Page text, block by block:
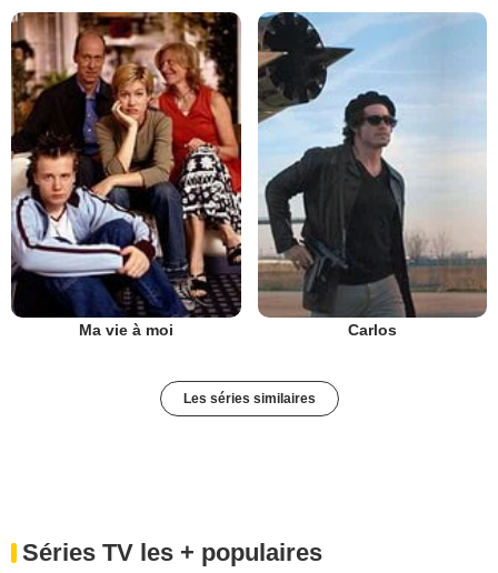
Ma vie à moi Carlos
Les séries similaires
Séries TV les + populaires